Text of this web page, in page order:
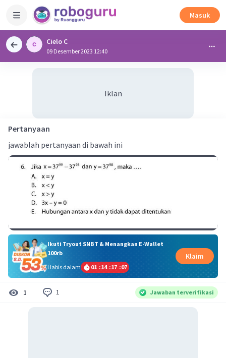
Masuk
Cielo C
09 Desember 2023 12:40
Iklan
Pertanyaan
jawablah pertanyaan di bawah ini
Ikuti Tryout SNBT & Menangkan E-Wallet
100rb
Habis dalam
01 :14 :17 :07
Klaim
1 1 Jawaban terverifikasi